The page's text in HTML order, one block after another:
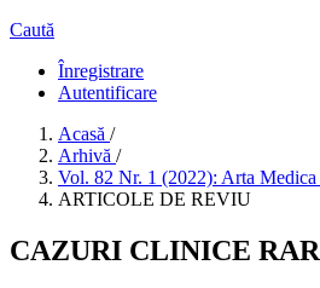
Caută
Înregistrare
Autentificare
Acasă /
Arhivă /
Vol. 82 Nr. 1 (2022): Arta Medica
ARTICOLE DE REVIU
CAZURI CLINICE